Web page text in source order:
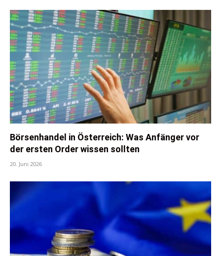
Börsenhandel in Österreich: Was Anfänger vor
der ersten Order wissen sollten
20. Juni 2026